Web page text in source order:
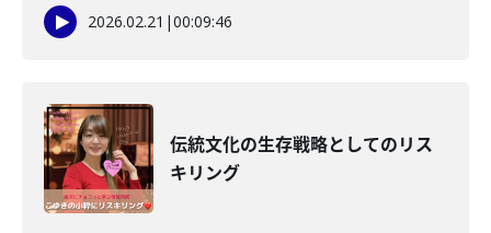
2026.02.21 |00:09:46
伝統文化の生存戦略としてのリス
キリング